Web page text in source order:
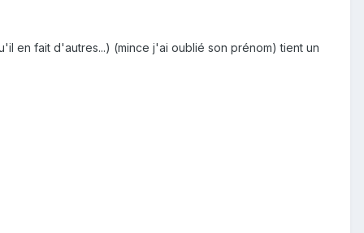
en fait d'autres...) (mince j'ai oublié son prénom) tient un